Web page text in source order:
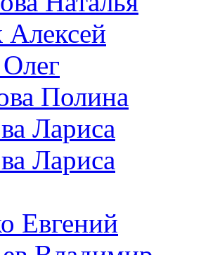
Алексей
Полина
Лариса
Лариса
Евгений